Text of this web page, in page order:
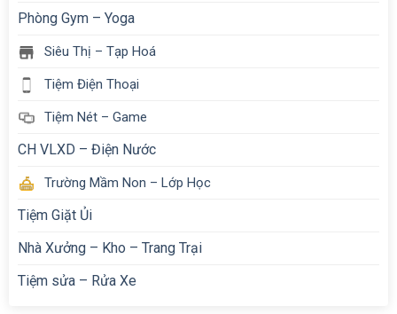
Phòng Gym – Yoga
Siêu Thị – Tạp Hoá
Tiệm Điện Thoại
Tiệm Nét – Game
CH VLXD – Điện Nước
Trường Mầm Non – Lớp Học
Tiệm Giặt Ủi
Nhà Xưởng – Kho – Trang Trại
Tiệm sửa – Rửa Xe